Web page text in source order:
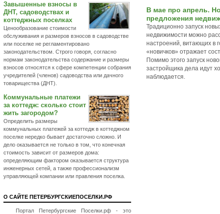
В мае про апрель.
предложения
Традиционно запуск
недвижимости можно
настроений, витающих в
«новичков» отражает
Помимо этого запуск
застройщика дела идут
наблюдается.
Завышенные взносы в
ДНТ, садоводствах и
коттеджных поселках
Ценообразование стоимости
обслуживания и размеров взносов в садоводстве
или поселке не регламентировано
законодательством. Строго говоря, согласно
нормам законодательства содержание и размеры
взносов относятся к сфере компетенции собрания
учредителей (членов) садоводства или дачного
товарищества (ДНТ).
Коммунальные платежи
за коттедж: сколько стоит
жить загородом?
Определить размеры
коммунальных платежей за коттедж в коттеджном
поселке нередко бывает достаточно сложно. И
дело оказывается не только в том, что конечная
стоимость зависит от размеров дома:
определяющим фактором оказывается структура
инженерных сетей, а также профессионализм
управляющей компании или правления поселка.
О САЙТЕ ПЕТЕРБУРГСКИЕПОСЕЛКИ.РФ
Портал Петербургские Поселки.рф - это